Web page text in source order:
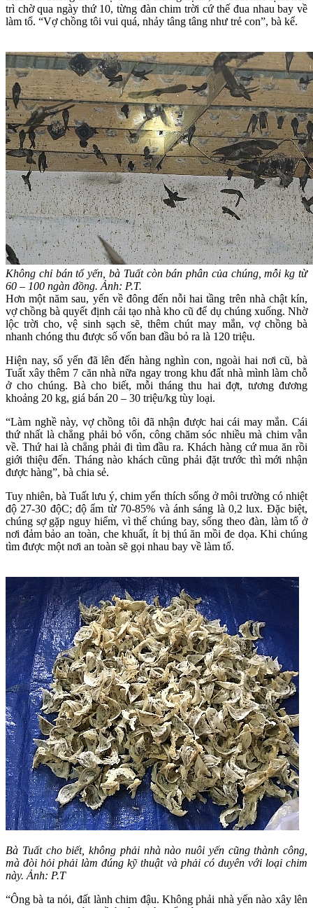
trì chờ qua ngày thứ 10, từng đàn chim trời cứ thế đua nhau bay về
làm tổ. “Vợ chồng tôi vui quá, nhảy tâng tâng như trẻ con”, bà kể.
Không chỉ bán tổ yến, bà Tuất còn bán phân của chúng, mỗi kg từ
60 – 100 ngàn đồng. Ảnh: P.T.
Hơn một năm sau, yến về đông đến nỗi hai tầng trên nhà chật kín,
vợ chồng bà quyết định cải tạo nhà kho cũ để dụ chúng xuống. Nhờ
lộc trời cho, vệ sinh sạch sẽ, thêm chút may mắn, vợ chồng bà
nhanh chóng thu được số vốn ban đầu bỏ ra là 120 triệu.
Hiện nay, số yến đã lên đến hàng nghìn con, ngoài hai nơi cũ, bà
Tuất xây thêm 7 căn nhà nữa ngay trong khu đất nhà mình làm chỗ
ở cho chúng. Bà cho biết, mỗi tháng thu hai đợt, tương đương
khoảng 20 kg, giá bán 20 – 30 triệu/kg tùy loại.
“Làm nghề này, vợ chồng tôi đã nhận được hai cái may mắn. Cái
thứ nhất là chẳng phải bỏ vốn, công chăm sóc nhiều mà chim vẫn
về. Thứ hai là chẳng phải đi tìm đầu ra. Khách hàng cứ mua ăn rồi
giới thiệu đến. Tháng nào khách cũng phải đặt trước thì mới nhận
được hàng”, bà chia sẻ.
Tuy nhiên, bà Tuất lưu ý, chim yến thích sống ở môi trường có nhiệt
độ 27-30 độC; độ ẩm từ 70-85% và ánh sáng là 0,2 lux. Đặc biệt,
chúng sợ gặp nguy hiểm, vì thế chúng bay, sống theo đàn, làm tổ ở
nơi đảm bảo an toàn, che khuất, ít bị thú ăn mồi đe dọa. Khi chúng
tìm được một nơi an toàn sẽ gọi nhau bay về làm tổ.
Bà Tuất cho biết, không phải nhà nào nuôi yến cũng thành công,
mà đòi hỏi phải làm đúng kỹ thuật và phải có duyên với loại chim
này. Ảnh: P.T
“Ông bà ta nói, đất lành chim đậu. Không phải nhà yến nào xây lên